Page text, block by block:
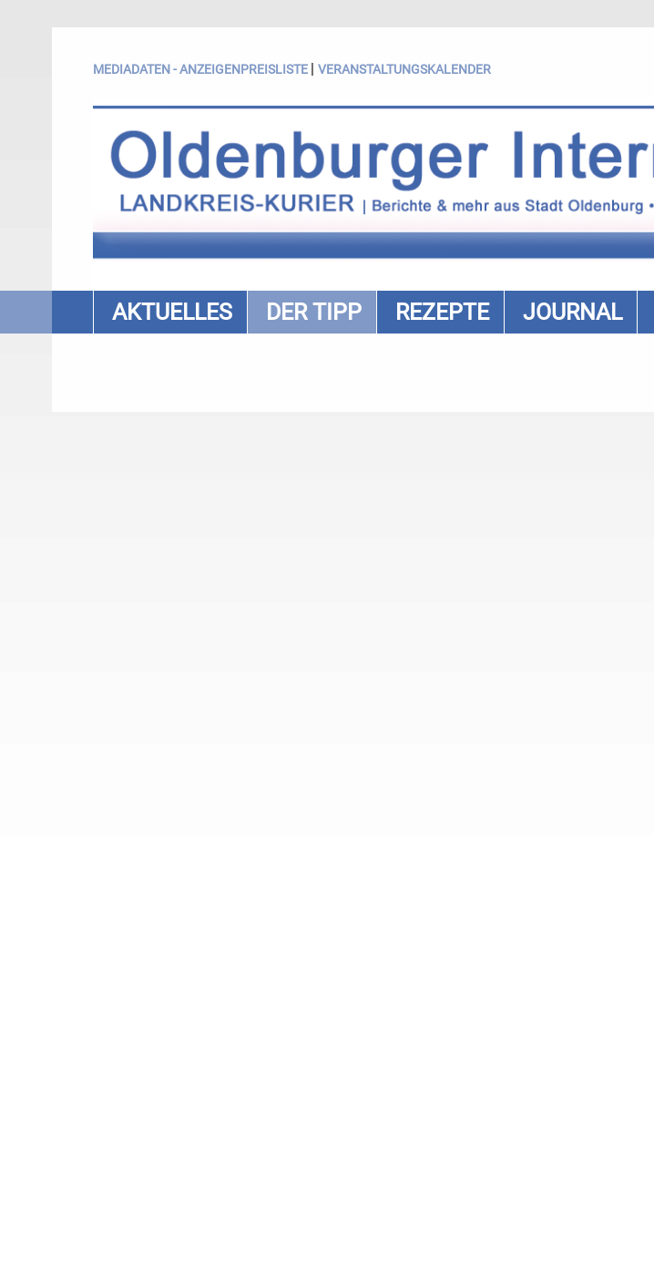
MEDIADATEN - ANZEIGENPREISLISTE | VERANSTALTUNGSKALENDER
AKTUELLES DER TIPP REZEPTE JOURNAL